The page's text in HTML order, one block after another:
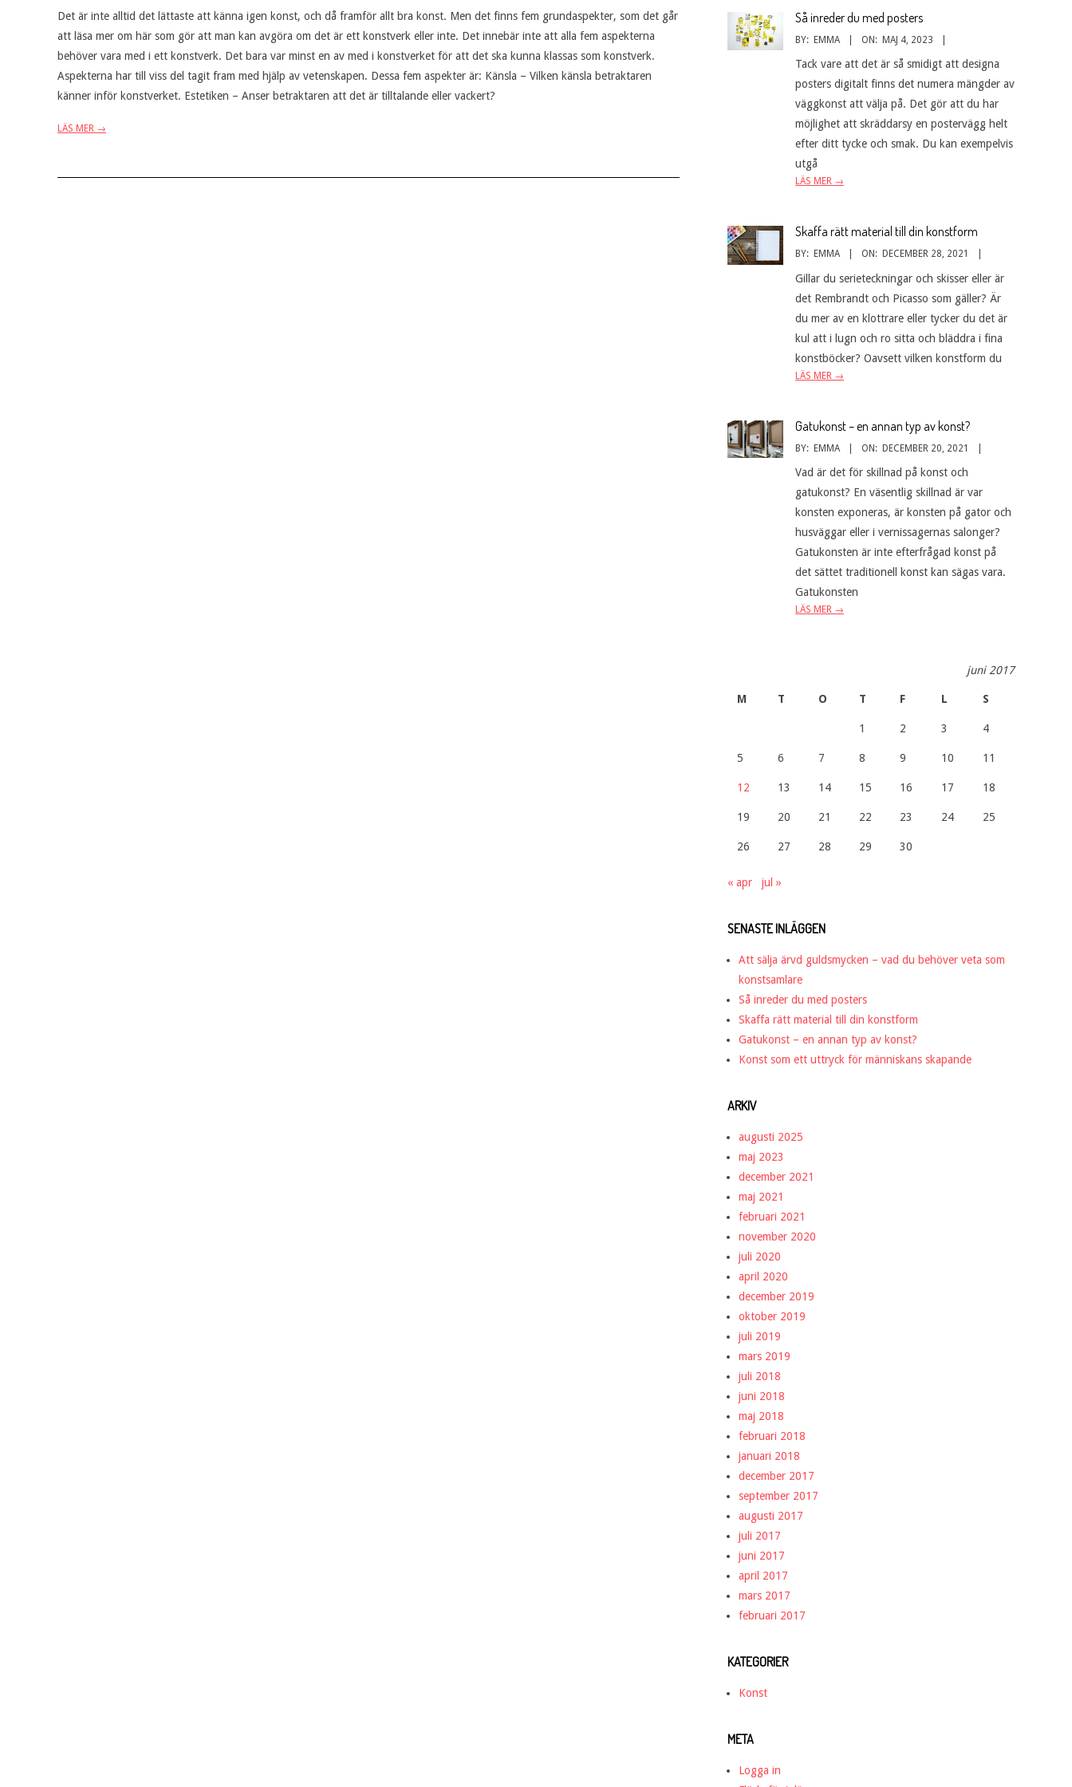
Det är inte alltid det lättaste att känna igen konst, och då framför allt bra konst. Men det finns fem grundaspekter, som det går
att läsa mer om här som gör att man kan avgöra om det är ett konstverk eller inte. Det innebär inte att alla fem aspekterna
behöver vara med i ett konstverk. Det bara var minst en av med i konstverket för att det ska kunna klassas som konstverk.
Aspekterna har till viss del tagit fram med hjälp av vetenskapen. Dessa fem aspekter är: Känsla – Vilken känsla betraktaren
känner inför konstverket. Estetiken – Anser betraktaren att det är tilltalande eller vackert?
LÄS MER →
Så inreder du med posters
BY: EMMA ON: MAJ 4, 2023
Tack vare att det är så smidigt att designa
posters digitalt finns det numera mängder av
väggkonst att välja på. Det gör att du har
möjlighet att skräddarsy en postervägg helt
efter ditt tycke och smak. Du kan exempelvis
utgå
LÄS MER →
Skaffa rätt material till din konstform
BY: EMMA ON: DECEMBER 28, 2021
Gillar du serieteckningar och skisser eller är
det Rembrandt och Picasso som gäller? Är
du mer av en klottrare eller tycker du det är
kul att i lugn och ro sitta och bläddra i fina
konstböcker? Oavsett vilken konstform du
LÄS MER →
Gatukonst – en annan typ av konst?
BY: EMMA ON: DECEMBER 20, 2021
Vad är det för skillnad på konst och
gatukonst? En väsentlig skillnad är var
konsten exponeras, är konsten på gator och
husväggar eller i vernissagernas salonger?
Gatukonsten är inte efterfrågad konst på
det sättet traditionell konst kan sägas vara.
Gatukonsten
LÄS MER →
juni 2017
M T O T F L S
1 2 3 4
5 6 7 8 9 10 11
12 13 14 15 16 17 18
19 20 21 22 23 24 25
26 27 28 29 30
« apr jul »
SENASTE INLÄGGEN
Att sälja ärvd guldsmycken – vad du behöver veta som
konstsamlare
Så inreder du med posters
Skaffa rätt material till din konstform
Gatukonst – en annan typ av konst?
Konst som ett uttryck för människans skapande
ARKIV
augusti 2025
maj 2023
december 2021
maj 2021
februari 2021
november 2020
juli 2020
april 2020
december 2019
oktober 2019
juli 2019
mars 2019
juli 2018
juni 2018
maj 2018
februari 2018
januari 2018
december 2017
september 2017
augusti 2017
juli 2017
juni 2017
april 2017
mars 2017
februari 2017
KATEGORIER
Konst
META
Logga in